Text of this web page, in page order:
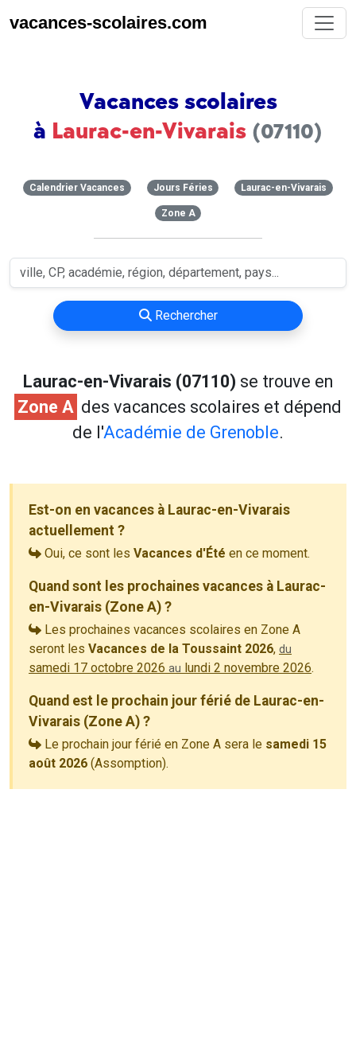
vacances-scolaires.com
Vacances scolaires
à Laurac-en-Vivarais (07110)
Calendrier Vacances Jours Féries Laurac-en-Vivarais
Zone A
Rechercher
Laurac-en-Vivarais (07110) se trouve en
Zone A des vacances scolaires et dépend
de l'Académie de Grenoble.
Est-on en vacances à Laurac-en-Vivarais
actuellement ?
Oui, ce sont les Vacances d'Été en ce moment.
Quand sont les prochaines vacances à Laurac-
en-Vivarais (Zone A) ?
Les prochaines vacances scolaires en Zone A
seront les Vacances de la Toussaint 2026, du
samedi 17 octobre 2026 au lundi 2 novembre 2026.
Quand est le prochain jour férié de Laurac-en-
Vivarais (Zone A) ?
Le prochain jour férié en Zone A sera le samedi 15
août 2026 (Assomption).